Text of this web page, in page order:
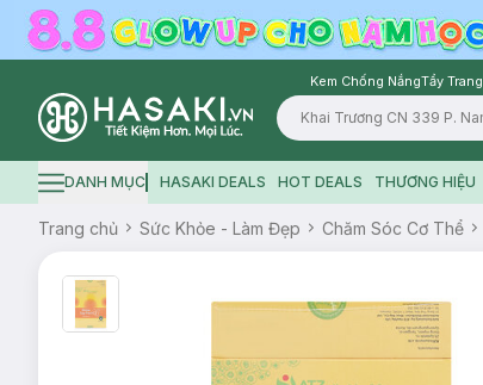
Kem Chống NắngTẩy Trang
Logo
Hamburger icon
DANH MỤC HASAKI DEALS HOT DEALS THƯƠNG HIỆU
Trang chủ Sức Khỏe - Làm Đẹp Chăm Sóc Cơ Thể